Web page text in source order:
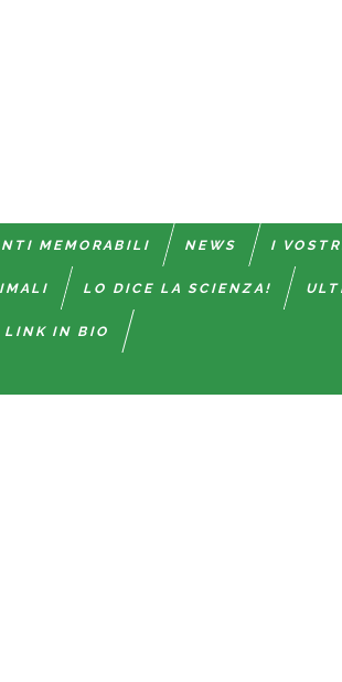
MEMORABILI NEWS I
LO DICE LA SCIENZA!
LINK IN BIO